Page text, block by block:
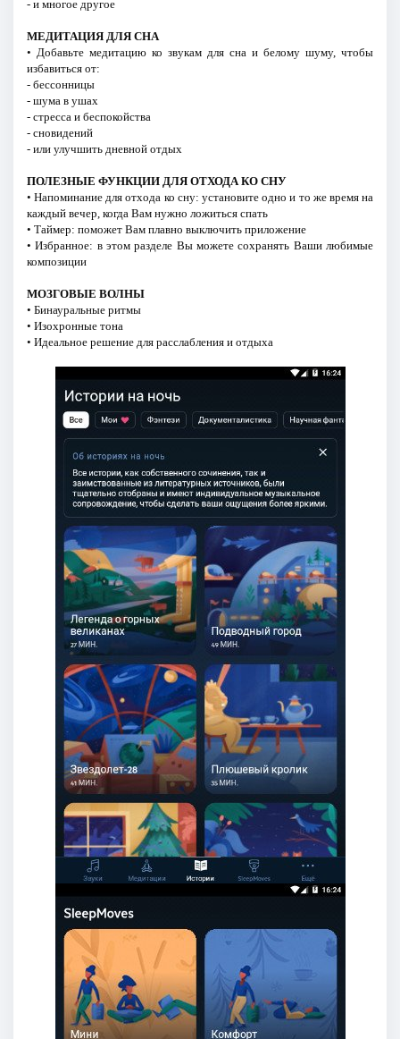
- и многое другое
МЕДИТАЦИЯ ДЛЯ СНА
• Добавьте медитацию ко звукам для сна и белому шуму, чтобы
избавиться от:
- бессонницы
- шума в ушах
- стресса и беспокойства
- сновидений
- или улучшить дневной отдых
ПОЛЕЗНЫЕ ФУНКЦИИ ДЛЯ ОТХОДА КО СНУ
• Напоминание для отхода ко сну: установите одно и то же время на
каждый вечер, когда Вам нужно ложиться спать
• Таймер: поможет Вам плавно выключить приложение
• Избранное: в этом разделе Вы можете сохранять Ваши любимые
композиции
МОЗГОВЫЕ ВОЛНЫ
• Бинауральные ритмы
• Изохронные тона
• Идеальное решение для расслабления и отдыха